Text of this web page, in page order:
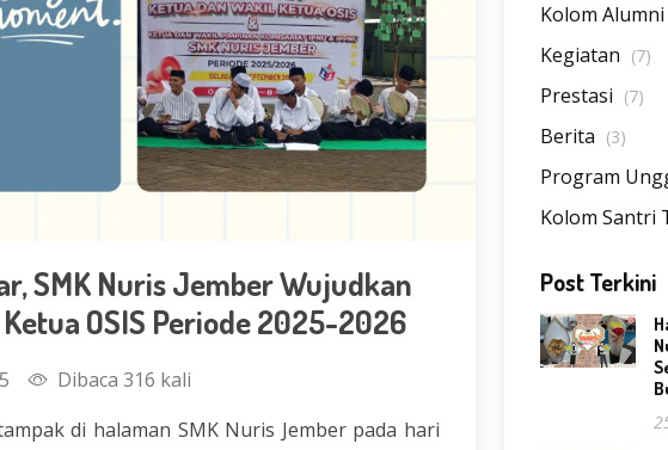
SMK Nuris Jember Wujudkan
OSIS Periode 2025-2026
Dibaca 316 kali
di halaman SMK Nuris Jember pada hari
Kolom Alumni
Kegiatan (7)
Prestasi (7)
Berita (3)
Program
Kolom Santri
Post Terkini